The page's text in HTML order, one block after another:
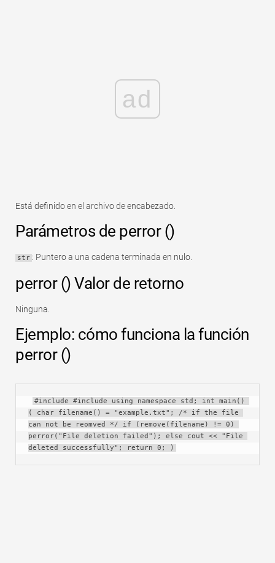
ad
Está definido en el archivo de encabezado.
Parámetros de perror ()
str : Puntero a una cadena terminada en nulo.
perror () Valor de retorno
Ninguna.
Ejemplo: cómo funciona la función
perror ()
#include #include using namespace std; int main()
( char filename() = "example.txt"; /* if the file
can not be reomved */ if (remove(filename) != 0)
perror("File deletion failed"); else cout << "File
deleted successfully"; return 0; )